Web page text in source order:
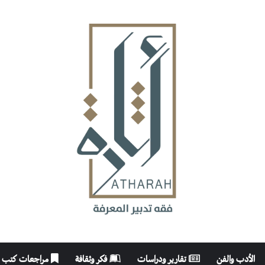
الأدب والفن تقارير ودراسات فكر وثقافة مراجعات كتب